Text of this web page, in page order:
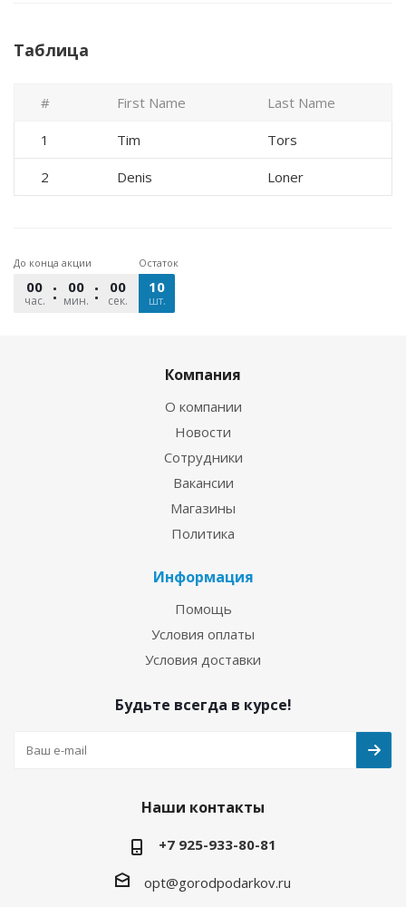
Таблица
# First Name Last Name
1 Tim Tors
2 Denis Loner
До конца акции
00
час.
00
мин.
00
сек.
Остаток
10
шт.
Компания
О компании
Новости
Сотрудники
Вакансии
Магазины
Политика
Информация
Помощь
Условия оплаты
Условия доставки
Будьте всегда в курсе!
Наши контакты
+7 925-933-80-81
opt@gorodpodarkov.ru